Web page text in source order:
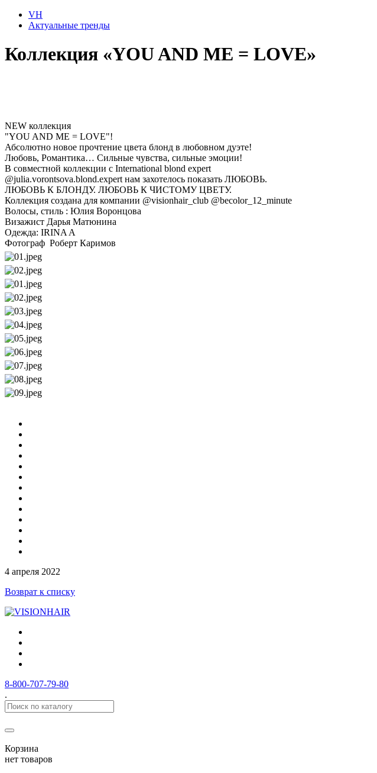
VH
Актуальные тренды
Коллекция «YOU AND ME = LOVE»
NEW коллекция
"YOU AND ME = LOVE"!
Абсолютно новое прочтение цвета блонд в любовном дуэте!
Любовь, Романтика… Сильные чувства, сильные эмоции!
В совместной коллекции с International blond expert
@julia.vorontsova.blond.expert нам захотелось показать ЛЮБОВЬ.
ЛЮБОВЬ К БЛОНДУ. ЛЮБОВЬ К ЧИСТОМУ ЦВЕТУ.
Коллекция создана для компании @visionhair_club @becolor_12_minute
Волосы, стиль : Юлия Воронцова
Визажист Дарья Матюнина
Одежда: IRINA A
Фотограф Роберт Каримов
4 апреля 2022
Возврат к списку
8-800-707-79-80
.
Корзина
нет товаров